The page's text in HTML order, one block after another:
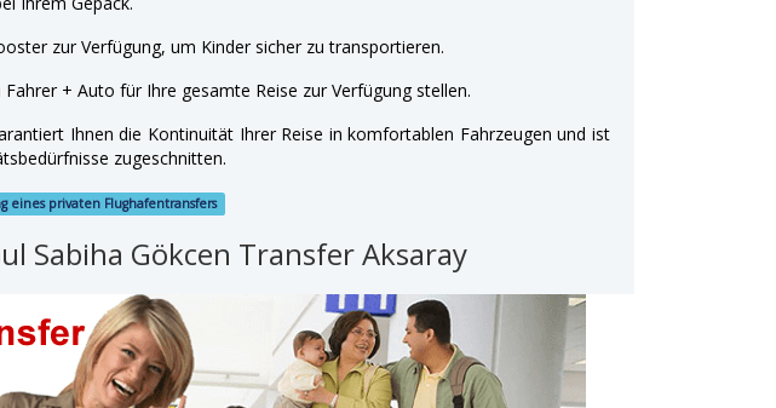
zur Verfügung, um Kinder sicher zu transportieren.
+ Auto für Ihre gesamte Reise zur Verfügung stellen.
Ihnen die Kontinuität Ihrer Reise in komfortablen Fahrzeugen und ist
zugeschnitten.
eines privaten Flughafentransfers
Sabiha Gökcen Transfer Aksaray